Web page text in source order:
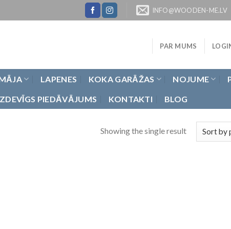
INFO@WOODEN-ME.LV
PAR MUMS
LAPENES KOKA GARĀŽAS NOJUME
PIEDĀVĀJUMS KONTAKTI BLOG
Showing the single result